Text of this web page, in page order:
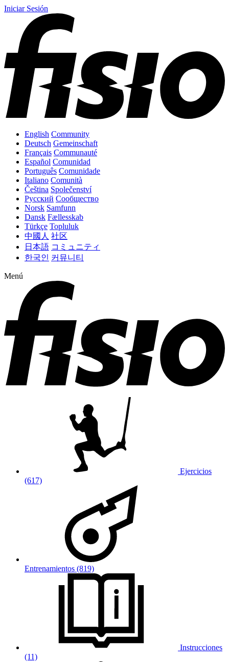
Iniciar Sesión
English Community
Deutsch Gemeinschaft
Français Communauté
Español Comunidad
Português Comunidade
Italiano Comunità
Čeština Společenství
Русский Сообщество
Norsk Samfunn
Dansk Fællesskab
Türkçe Topluluk
中國人 社区
日本語 コミュニティ
한국인 커뮤니티
Menú
Ejercicios
(617)
Entrenamientos (819)
Instrucciones
(11)